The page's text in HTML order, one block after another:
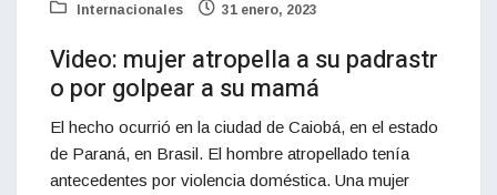
Internacionales 31 enero, 2023
Video: mujer atropella a su padrastr
o por golpear a su mamá
El hecho ocurrió en la ciudad de Caiobá, en el estado
de Paraná, en Brasil. El hombre atropellado tenía
antecedentes por violencia doméstica. Una mujer